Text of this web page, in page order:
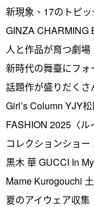
新現象、17のトピッ
GINZA CHARMING
人と作品が育つ劇
新時代の舞臺にフォ
話題作が盛りだく
Girl’s Column YJY
FASHION 2025〈ル
コレクションショ
黒木 華 GUCCI In
Mame Kurogouchi
夏のアイウェア収集